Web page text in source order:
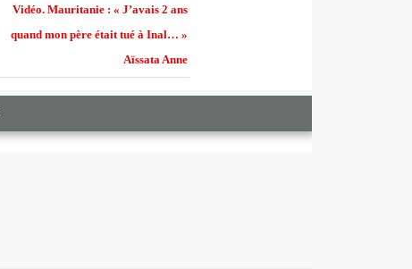
Vidéo. Mauritanie : « J’avais 2 ans
quand mon père était tué à Inal… »
Aïssata Anne